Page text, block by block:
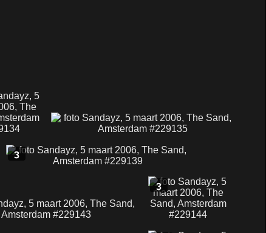
3
3